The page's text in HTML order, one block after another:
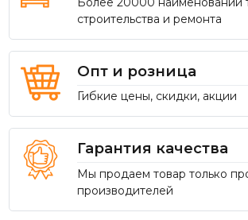
строительства и ремонта
Опт и розница
Гибкие цены, скидки, акции
Гарантия качества
Мы продаем товар только
производителей